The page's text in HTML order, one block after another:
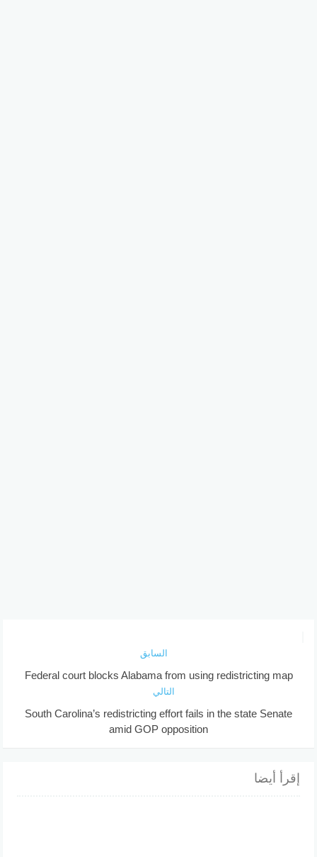
السابق
Federal court blocks Alabama from using redistricting map
التالي
South Carolina’s redistricting effort fails in the state Senate
amid GOP opposition
إقرأ أيضا